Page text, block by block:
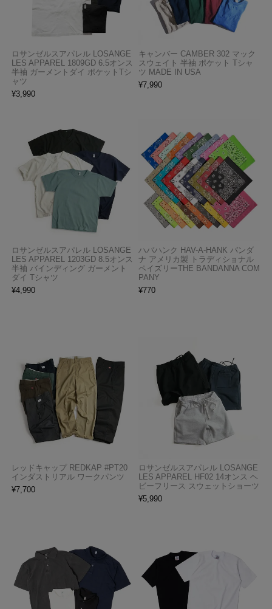
ロサンゼルスアパレル LOSANGE
LES APPAREL 1809GD 6.5オンス
半袖 ガーメントダイ ポケットTシ
ャツ
¥3,990
キャンバー CAMBER 302 マック
スウェイト 半袖 ポケット Tシャ
ツ MADE IN USA
¥7,990
ロサンゼルスアパレル LOSANGE
LES APPAREL 1203GD 8.5オンス
半袖 バインディング ガーメント
ダイ Tシャツ
¥4,990
ハバハンク HAV-A-HANK バンダ
ナ アメリカ製 トラディショナル
ペイズリーTHE BANDANNA COM
PANY
¥770
レッドキャップ REDKAP #PT20
インダストリアル ワークパンツ
¥7,700
ロサンゼルスアパレル LOSANGE
LES APPAREL HF02 14オンス ヘ
ビーフリース スウェットショーツ
¥5,990